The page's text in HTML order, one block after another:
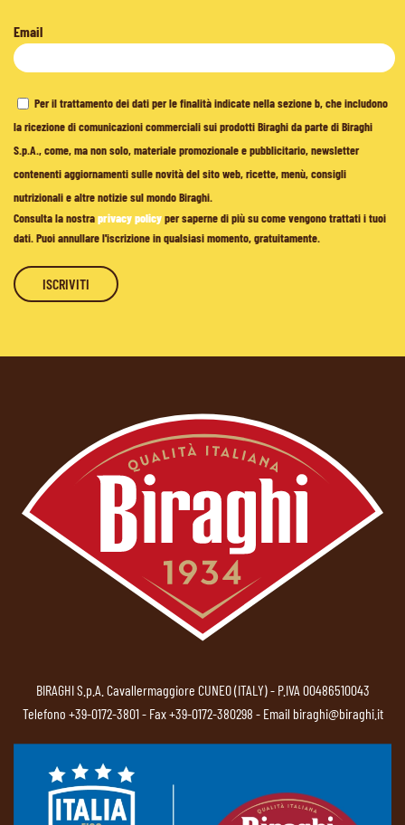
Email
Per il trattamento dei dati per le finalità indicate nella sezione b, che includono
la ricezione di comunicazioni commerciali sui prodotti Biraghi da parte di Biraghi
S.p.A., come, ma non solo, materiale promozionale e pubblicitario, newsletter
contenenti aggiornamenti sulle novità del sito web, ricette, menù, consigli
nutrizionali e altre notizie sul mondo Biraghi.
Consulta la nostraprivacy policyper saperne di più su come vengono trattati i tuoi
dati. Puoi annullare l'iscrizione in qualsiasi momento, gratuitamente.
BIRAGHI S.p.A. Cavallermaggiore CUNEO (ITALY) - P.IVA 00486510043
Telefono +39-0172-3801- Fax +39-0172-380298 - Email biraghi@biraghi.it